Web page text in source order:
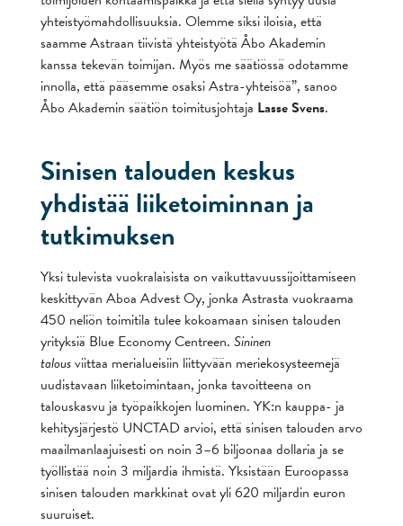
yhteistyömahdollisuuksia. Olemme siksi iloisia, että
saamme Astraan tiivistä yhteistyötä Åbo Akademin
kanssa tekevän toimijan. Myös me säätiössä odotamme
innolla, että pääsemme osaksi Astra-yhteisöä”, sanoo
Åbo Akademin säätiön toimitusjohtaja Lasse Svens.
Sinisen talouden keskus
yhdistää liiketoiminnan ja
tutkimuksen
Yksi tulevista vuokralaisista on vaikuttavuussijoittamiseen
keskittyvän Aboa Advest Oy, jonka Astrasta vuokraama
450 neliön toimitila tulee kokoamaan sinisen talouden
yrityksiä Blue Economy Centreen. Sininen
talousviittaa merialueisiin liittyvään meriekosysteemejä
uudistavaan liiketoimintaan, jonka tavoitteena on
talouskasvu ja työpaikkojen luominen. YK:n kauppa- ja
kehitysjärjestö UNCTAD arvioi, että sinisen talouden arvo
maailmanlaajuisesti on noin 3–6 biljoonaa dollaria ja se
työllistää noin 3 miljardia ihmistä. Yksistään Euroopassa
sinisen talouden markkinat ovat yli 620 miljardin euron
suuruiset.